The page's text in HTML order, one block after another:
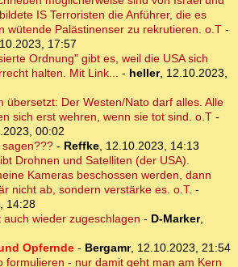
IS Terroristen die Anführer, die es
wütende Palästinenser zu rekrutieren. o.T -
17:57
Ordnung" gibt es, weil die USA sich
halten. Mit Link... - heller, 12.10.2023,
übersetzt: Der Westen/Nato darf alles. Alle
sich erst wehren, wenn sie tot sind. o.T -
00:02
- Reffke, 12.10.2023, 14:13
Drohnen und Satelliten (der USA).
Kameras beschossen werden, dann
nicht ab, sondern verstärke es. o.T. -
14:28
wieder zugeschlagen - D-Marker,
Opfernde- Bergamr, 12.10.2023, 21:54
formulieren - nur damit geht man am Kern